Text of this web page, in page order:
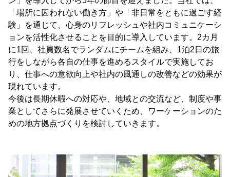
「場所に囚われない働き方」や「非日常をともに過ごす経
験」を通じて、心身のリフレッシュや社内コミュニケーシ
ョンを活性化させることを目的に導入しています。2カ月
に1回、社員数名でランダムにチームを組み、1泊2日の旅
行をしながら各自の仕事を進めるスタイルで実施してお
り、仕事への意欲向上や社内の風通しの改善などの効果が
現れています。
今後は長期休暇への対応や、地域との交流など、制度や事
業としてさらに発展させていくため、ワーケーションのた
めの地方拠点づくりを検討していきます。